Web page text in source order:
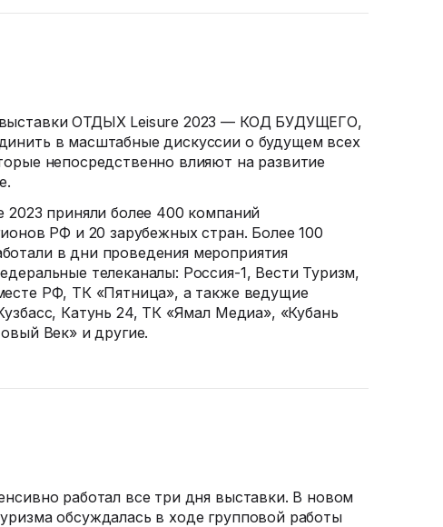
ОТДЫХ Leisure 2023 — КОД БУДУЩЕГО,
в масштабные дискуссии о будущем всех
непосредственно влияют на развитие
приняли более 400 компаний
РФ и 20 зарубежных стран. Более 100
в дни проведения мероприятия
телеканалы: Россия-1, Вести Туризм,
РФ, ТК «Пятница», а также ведущие
Катунь 24, ТК «Ямал Медиа», «Кубань
Век» и другие.
работал все три дня выставки. В новом
обсуждалась в ходе групповой работы